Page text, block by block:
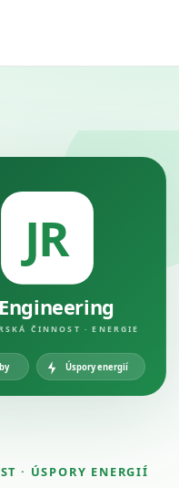
· ÚSPORY ENERGIÍ
JR
ČINNOST · ENERGIE
Úspory energií